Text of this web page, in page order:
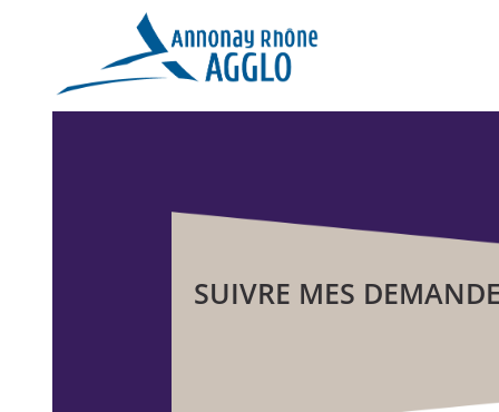
SUIVRE MES